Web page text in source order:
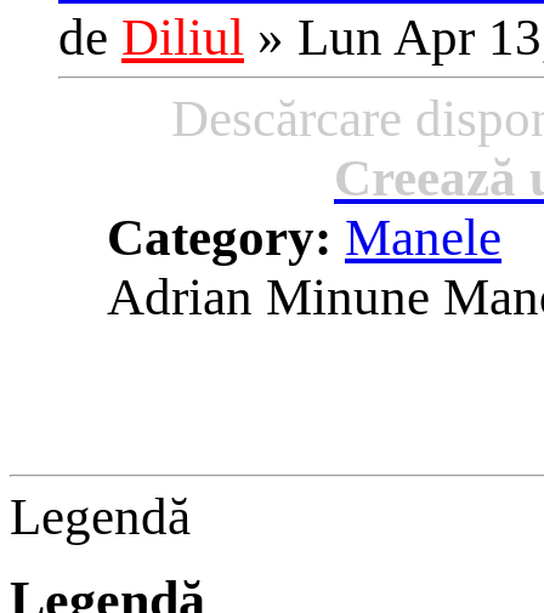
de Diliul » Lun Apr
Descărcare
Creează
Category: Manele
Adrian Minune
Legendă
Legendă